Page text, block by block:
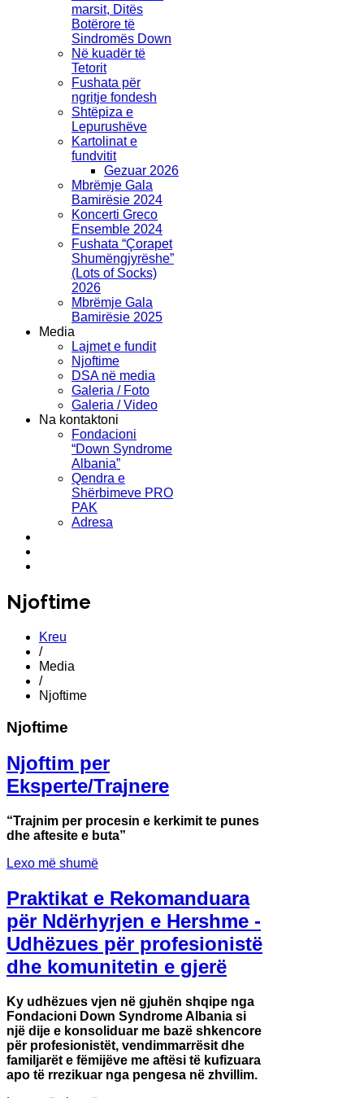
marsit, Ditës
Botërore të
Sindromës Down
Në kuadër të
Tetorit
Fushata për
ngritje fondesh
Shtëpiza e
Lepurushëve
Kartolinat e
fundvitit
Gezuar 2026
Mbrëmje Gala
Bamirësie 2024
Koncerti Greco
Ensemble 2024
Fushata “Çorapet
Shumëngjyrëshe”
(Lots of Socks)
2026
Mbrëmje Gala
Bamirësie 2025
Media
Lajmet e fundit
Njoftime
DSA në media
Galeria / Foto
Galeria / Video
Na kontaktoni
Fondacioni
“Down Syndrome
Albania”
Qendra e
Shërbimeve PRO
PAK
Adresa
Njoftime
Kreu
/
Media
/
Njoftime
Njoftime
Njoftim per
Eksperte/Trajnere
“Trajnim per procesin e kerkimit te punes
dhe aftesite e buta”
Lexo më shumë
Praktikat e Rekomanduara
për Ndërhyrjen e Hershme -
Udhëzues për profesionistë
dhe komunitetin e gjerë
Ky udhëzues vjen në gjuhën shqipe nga
Fondacioni Down Syndrome Albania si
një dije e konsoliduar me bazë shkencore
për profesionistët, vendimmarrësit dhe
familjarët e fëmijëve me aftësi të kufizuara
apo të rrezikuar nga pengesa në zhvillim.